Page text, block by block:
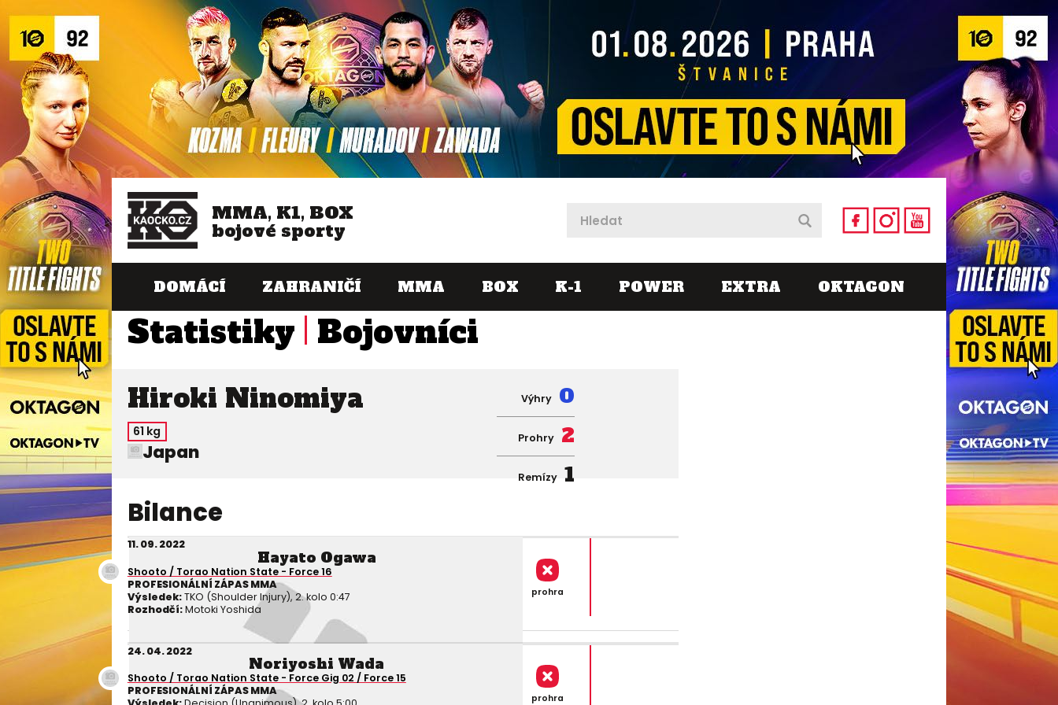
MMA, K1, BOX
bojové sporty
DOMÁCÍ ZAHRANIČÍ MMA BOX K-1 POWER EXTRA OKTAGON
Statistiky Bojovníci
Hiroki Ninomiya
61 kg
Japan
Výhry 0
Prohry 2
Remízy 1
Bilance
11. 09. 2022
Hayato Ogawa
Shooto / Torao Nation State - Force 16
PROFESIONÁLNÍ ZÁPAS MMA
Výsledek:TKO (Shoulder Injury), 2. kolo 0:47
Rozhodčí:Motoki Yoshida
prohra
24. 04. 2022
Noriyoshi Wada
Shooto / Torao Nation State - Force Gig 02 / Force 15
PROFESIONÁLNÍ ZÁPAS MMA
prohra